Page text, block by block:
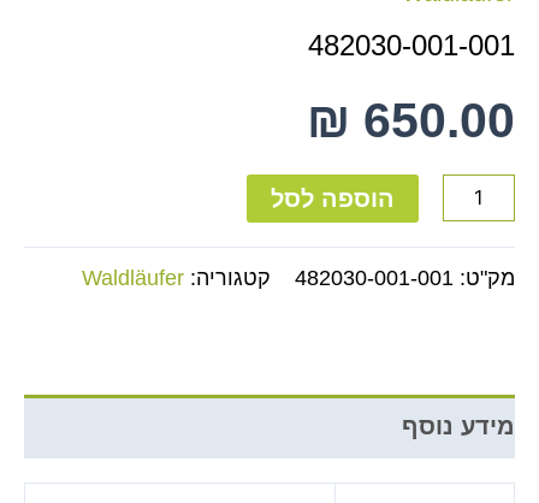
482030-001-001
₪ 650.00
הוספה לסל
מק"ט: 482030-001-001 קטגוריה: Waldläufer
מידע נוסף